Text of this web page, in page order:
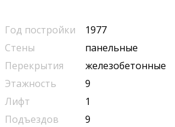
Год постройки
1977
Стены
панельные
Перекрытия
железобетонные
Этажность
9
Лифт
1
Подъездов
9